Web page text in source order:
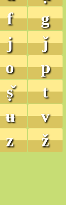
f
g
j
ǰ
o
p
ṣ̌
t
ʉ
v
z
ž